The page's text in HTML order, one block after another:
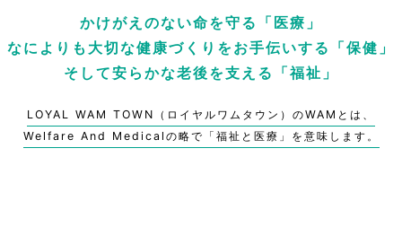
かけがえのない命を守る「医療」
なによりも大切な健康づくりをお手伝いする「保健」
そして安らかな老後を支える「福祉」
LOYAL WAM TOWN（ロイヤルワムタウン）のWAMとは、
Welfare And Medicalの略で「福祉と医療」を意味します。